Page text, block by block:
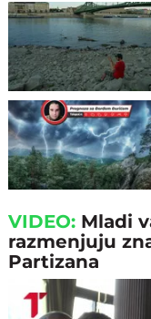
VIDEO: Mladi
razmenjuju
Partizana